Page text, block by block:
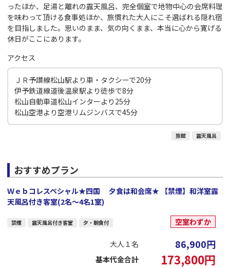
ったほか、足湯と離れの露天風呂、完全個室で地物中心の会席料理
を味わって頂ける食事処ほか、旅慣れた大人にこそ選ばれる隠れ宿
を目指しました。思いのまま、気の向くまま、本当に心から寛げる
休日がここにあります。
アクセス
ＪＲ予讃線松山駅より車・タクシーで20分
伊予鉄道線道後温泉駅より徒歩で8分
松山自動車道松山インターより25分
松山空港より空港リムジンバスで45分
旅館 露天風呂
おすすめプラン
Ｗｅｂコレスペシャル★四国 夕食は和会席★ 【禁煙】和洋室露
天風呂付き客室(2名～4名1室)
禁煙 露天風呂付き客室 夕・朝食付 空室わずか
大人１名 86,900円
基本代金合計 173,800円